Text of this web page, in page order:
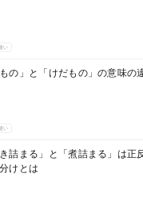
い
もの」と「けだもの」の意味の
い
き詰まる」と「煮詰まる」は正
けとは